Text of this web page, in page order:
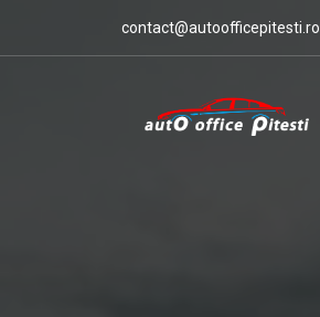
contact@autoofficepitesti.ro